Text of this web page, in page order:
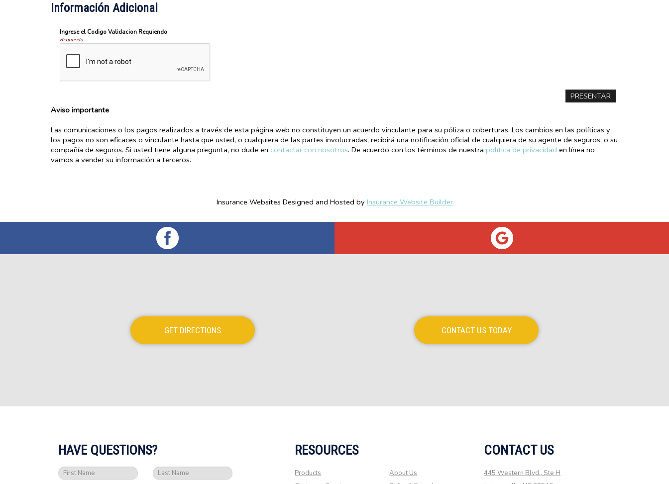
Información Adicional
Ingrese el Codigo Validacion Requiendo
Requerido
Aviso importante
Las comunicaciones o los pagos realizados a través de esta página web no constituyen un acuerdo vinculante para su póliza o coberturas. Los cambios en las políticas y
los pagos no son eficaces o vinculante hasta que usted, o cualquiera de las partes involucradas, recibirá una notificación oficial de cualquiera de su agente de seguros, o su
compañía de seguros. Si usted tiene alguna pregunta, no dude en contactar con nosotros. De acuerdo con los términos de nuestra política de privacidad en línea no
vamos a vender su información a terceros.
Insurance Websites Designed and Hosted by Insurance Website Builder
GET DIRECTIONS CONTACT US TODAY
HAVE QUESTIONS? RESOURCES
Products
About Us
CONTACT US
445 Western Blvd., Ste H